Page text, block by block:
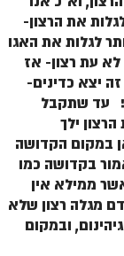
את הרצון-
לגלות את האגו
עת רצון- אז
יצא כדינים-
עד שתקבל
ילך
במקום הקדושה
בקדושה כמו
ממילא אין
מגלה רצון שלא
ובמקום